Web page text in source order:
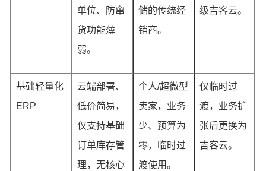
单位、防窜
货功能薄
弱。
储的传统经
销商。
级吉客云。
基础轻量化
ERP
云端部署、
低价简易，
仅支持基础
订单库存管
理，无核心
个人/超微型
卖家，业务
少、预算为
零，临时过
渡使用。
仅临时过
渡，业务扩
张后更换为
吉客云。